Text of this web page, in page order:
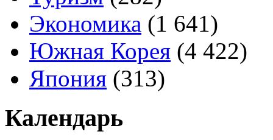
Экономика (1 641)
Южная Корея (4 422)
Япония (313)
Календарь